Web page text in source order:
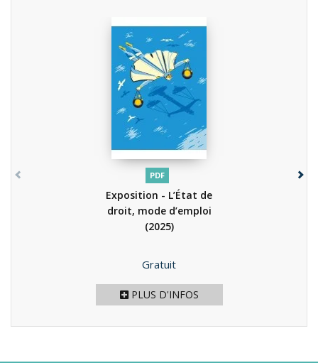
PDF
Exposition - L’État de
droit, mode d’emploi
(2025)
Prix
Gratuit
PLUS D'INFOS